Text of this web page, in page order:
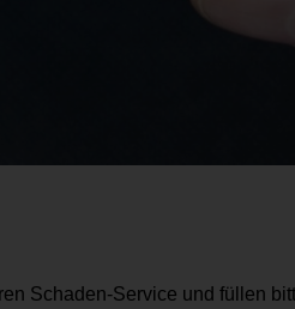
Schaden-Service und füllen